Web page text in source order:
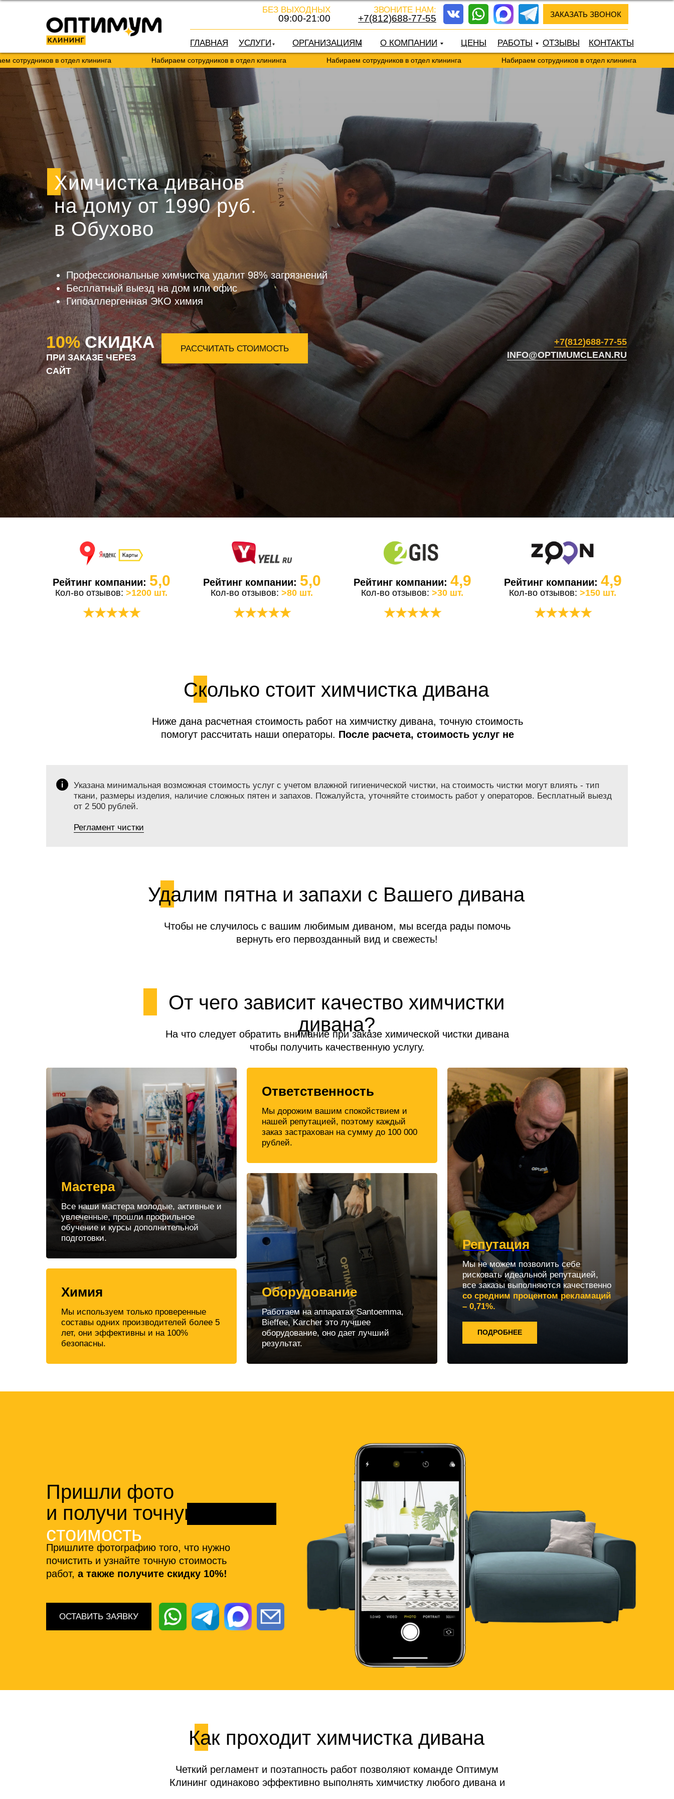
УСЛУГИ
ЗАКАЗАТЬ ЗВОНОК
ГЛАВНАЯ ОРГАНИЗАЦИЯМ ЦЕНЫ РАБОТЫ КОНТАКТЫ
О КОМПАНИИ ОТЗЫВЫ
ЗВОНИТЕ НАМ:
+7(812)688-77-55
БЕЗ ВЫХОДНЫХ
09:00-21:00
в отдел клининга Набираем сотрудников в отдел клининга Набираем сотрудников в отдел клининга Набираем сотрудников в отдел клининга
Химчистка диванов
на дому от 1990 руб.
в Обухово
РАССЧИТАТЬ СТОИМОСТЬ
ПРИ ЗАКАЗЕ ЧЕРЕЗ
САЙТ
Профессиональные химчистка удалит 98% загрязнений
Бесплатный выезд на дом или офис
Гипоаллергенная ЭКО химия
10%СКИДКА
+7(812)688-77-55
INFO@OPTIMUMCLEAN.RU
Рейтинг компании: 5,0
Кол-во отзывов: >1200 шт.
★★★★★
Рейтинг компании: 5,0
Кол-во отзывов: >80 шт.
★★★★★
Рейтинг компании: 4,9
Кол-во отзывов: >30 шт.
★★★★★
Рейтинг компании: 4,9
Кол-во отзывов: >150 шт.
★★★★★
Сколько стоит химчистка дивана
Ниже дана расчетная стоимость работ на химчистку дивана, точную стоимость
помогут рассчитать наши операторы. После расчета, стоимость услуг не
Указана минимальная возможная стоимость услуг с учетом влажной гигиенической чистки, на стоимость чистки могут влиять - тип
ткани, размеры изделия, наличие сложных пятен и запахов. Пожалуйста, уточняйте стоимость работ у операторов. Бесплатный выезд
от 2 500 рублей.
Регламент чистки
Удалим пятна и запахи с Вашего дивана
Чтобы не случилось с вашим любимым диваном, мы всегда рады помочь
вернуть его первозданный вид и свежесть!
От чего зависит качество химчистки
дивана?
На что следует обратить внимание при заказе химической чистки дивана
чтобы получить качественную услугу.
Мастера
Все наши мастера молодые, активные и
увлеченные, прошли профильное
обучение и курсы дополнительной
подготовки.
Химия
Мы используем только проверенные
составы одних производителей более 5
лет, они эффективны и на 100%
безопасны.
Ответственность
Мы дорожим вашим спокойствием и
нашей репутацией, поэтому каждый
заказ застрахован на сумму до 100 000
рублей.
Оборудование
Работаем на аппаратах Santoemma,
Bieffee, Karcher это лучшее
оборудование, оно дает лучший
результат.
Репутация
Мы не можем позволить себе
рисковать идеальной репутацией,
все заказы выполняются качественно
со средним процентом рекламаций
– 0,71%.
ПОДРОБНЕЕ
Пришлите фотографию того, что нужно
почистить и узнайте точную стоимость
работ, а также получите скидку 10%!
Пришли фото
и получи точную
стоимость
ОСТАВИТЬ ЗАЯВКУ
Как проходит химчистка дивана
Четкий регламент и поэтапность работ позволяют команде Оптимум
Клининг одинаково эффективно выполнять химчистку любого дивана и